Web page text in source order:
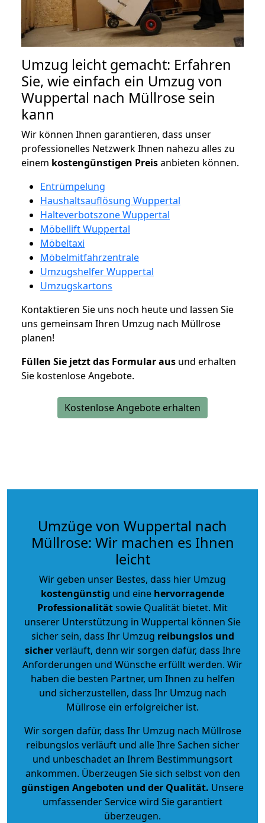
Umzug leicht gemacht: Erfahren
Sie, wie einfach ein Umzug von
Wuppertal nach Müllrose sein
kann
Wir können Ihnen garantieren, dass unser
professionelles Netzwerk Ihnen nahezu alles zu
einem kostengünstigen Preisanbieten können.
Entrümpelung
Haushaltsauflösung Wuppertal
Halteverbotszone Wuppertal
Möbellift Wuppertal
Möbeltaxi
Möbelmitfahrzentrale
Umzugshelfer Wuppertal
Umzugskartons
Kontaktieren Sie uns noch heute und lassen Sie
uns gemeinsam Ihren Umzug nach Müllrose
planen!
Füllen Sie jetzt das Formular aus und erhalten
Sie kostenlose Angebote.
Kostenlose Angebote erhalten
Umzüge von Wuppertal nach
Müllrose: Wir machen es Ihnen
leicht
Wir geben unser Bestes, dass hier Umzug
kostengünstig und eine hervorragende
Professionalitätsowie Qualität bietet. Mit
unserer Unterstützung in Wuppertal können Sie
sicher sein, dass Ihr Umzug reibungslos und
sicherverläuft, denn wir sorgen dafür, dass Ihre
Anforderungen und Wünsche erfüllt werden. Wir
haben die besten Partner, um Ihnen zu helfen
und sicherzustellen, dass Ihr Umzug nach
Müllrose ein erfolgreicher ist.
Wir sorgen dafür, dass Ihr Umzug nach Müllrose
reibungslos verläuft und alle Ihre Sachen sicher
und unbeschadet an Ihrem Bestimmungsort
ankommen. Überzeugen Sie sich selbst von den
günstigen Angeboten und der Qualität. Unsere
umfassender Service wird Sie garantiert
überzeugen.